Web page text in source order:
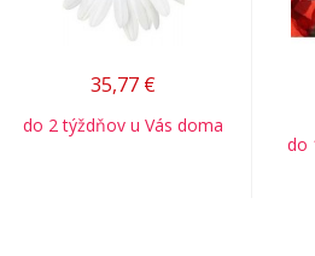
35,77 €
do 2 týždňov u Vás doma
do